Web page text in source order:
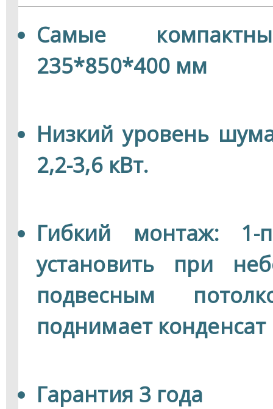
Самые
235*850*400 мм
Низкий уровень
2,2-3,6 кВт.
Гибкий монтаж: 1-
установить при
подвесным
поднимает
Гарантия 3 года